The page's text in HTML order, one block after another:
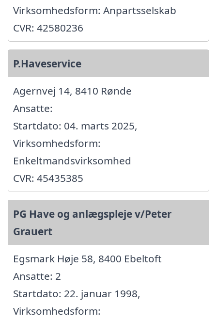
Virksomhedsform: Anpartsselskab
CVR: 42580236
P.Haveservice
Agernvej 14, 8410 Rønde
Ansatte:
Startdato: 04. marts 2025,
Virksomhedsform:
Enkeltmandsvirksomhed
CVR: 45435385
PG Have og anlægspleje v/Peter
Grauert
Egsmark Høje 58, 8400 Ebeltoft
Ansatte: 2
Startdato: 22. januar 1998,
Virksomhedsform: